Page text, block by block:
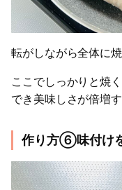
転がしながら全体に
ここでしっかりと焼
でき美味しさが倍増
作り方⑥味付け